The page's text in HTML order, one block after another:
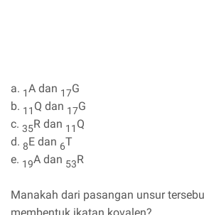
a. 1A dan 17G
b. 11 Q dan 17G
c. 35R dan 11 Q
d. 8E dan 6T
e. 19A dan 53R
Manakah dari pasangan unsur
membentuk ikatan kovalen?